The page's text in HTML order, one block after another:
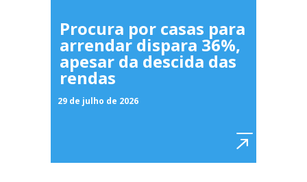
Procura por casas para
arrendar dispara 36%,
apesar da descida das
rendas
29 de julho de 2026